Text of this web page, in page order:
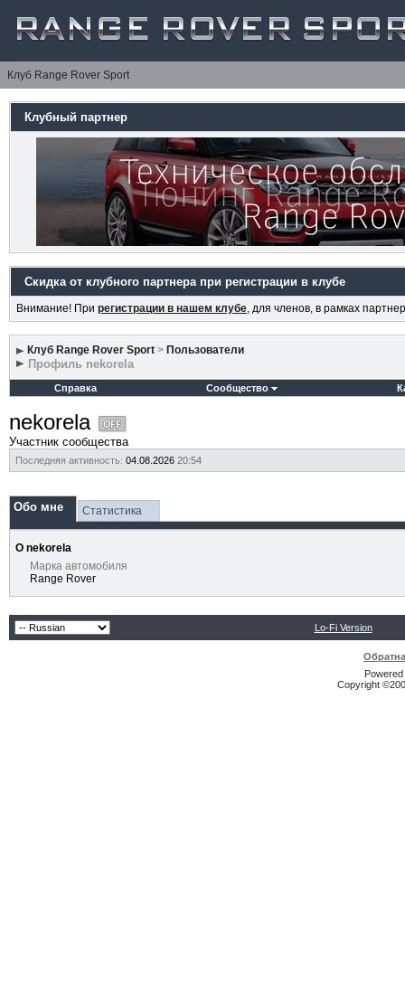
Клуб Range Rover Sport
Клубный партнер
Скидка от клубного партнера при регистрации в клубе
Внимание! При регистрации в нашем клубе, для членов, в рамках
Клуб Range Rover Sport > Пользователи
Профиль nekorela
Справка Сообщество
nekorela
Участник сообщества
Последняя активность: 04.08.2026 20:54
Обо мне Статистика
О nekorela
Марка автомобиля
Range Rover
Lo-Fi Version
Copyright